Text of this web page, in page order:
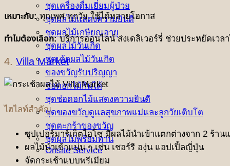
ชุดเครื่องดื่มเยี่ยมผู้ป่วย
ชุดผลไม้แสดงความยินดี
ชุดผลไม้เกษียณอายุ
ชุดผลไม้วันเกิด
ชุดเค้กผลไม้วันเกิด
ของขวัญรับปริญญา
ช่อดอกไม้กินได้
ชุดช่อดอกไม้แสดงความยินดี
ชุดของขวัญดูแลสุขภาพแม่และลูกวัยเติบโต
ชุดตะกร้าของขวัญ
ชุดผลไม้พร้อมทาน
Onsite Service
เหมาะกับ:ทุกเพศ ทุกวัย ใช้ได้หลายโอกาส
ทำไมต้องเลือก:บริการออนไลน์ ส่งเดลิเวอร์รี่ ช่วยประหยัดเวลา
4. Villa Market
ไฮไลท์สำคัญ
ซุปเปอร์มาร์เก็ตไฮโซ มีผลไม้นำเข้าแตกต่างจาก 2 ร้าน
ผลไม้นำเข้าแน่น ๆ เช่น เชอร์รี องุ่น แอปเปิ้ลญี่ปุ่น
จัดกระเช้าแบบพรีเมียม